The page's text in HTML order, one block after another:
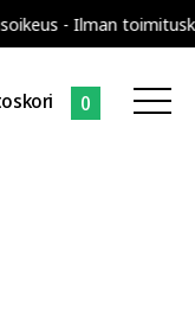
toimituskuluja koko
0